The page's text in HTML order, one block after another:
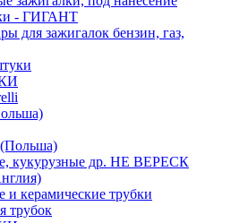
- ГИГАНТ
для зажигалок бензин, газ,
кукурузные др. НЕ ВЕРЕСК
и керамические трубки
трубок